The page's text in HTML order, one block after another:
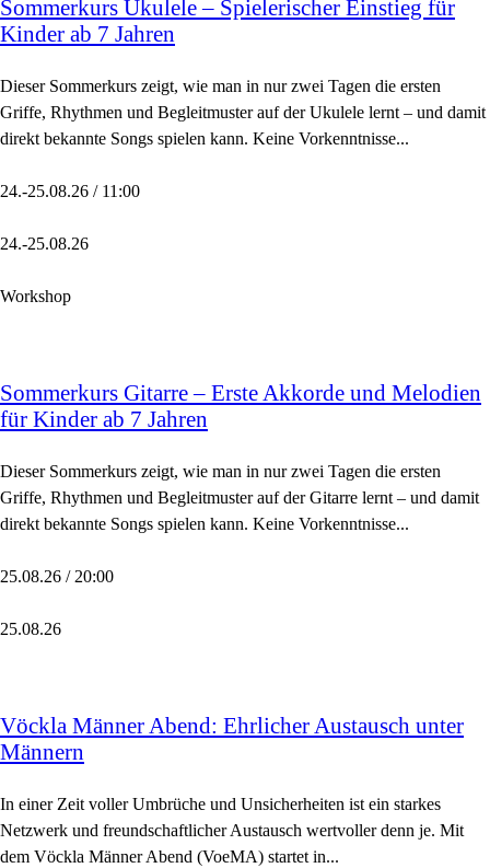
Sommerkurs Ukulele – Spielerischer Einstieg für
Kinder ab 7 Jahren
Dieser Sommerkurs zeigt, wie man in nur zwei Tagen die ersten
Griffe, Rhythmen und Begleitmuster auf der Ukulele lernt – und damit
direkt bekannte Songs spielen kann. Keine Vorkenntnisse...
24.-25.08.26 / 11:00
24.-25.08.26
Workshop
Sommerkurs Gitarre – Erste Akkorde und Melodien
für Kinder ab 7 Jahren
Dieser Sommerkurs zeigt, wie man in nur zwei Tagen die ersten
Griffe, Rhythmen und Begleitmuster auf der Gitarre lernt – und damit
direkt bekannte Songs spielen kann. Keine Vorkenntnisse...
25.08.26 / 20:00
25.08.26
Vöckla Männer Abend: Ehrlicher Austausch unter
Männern
In einer Zeit voller Umbrüche und Unsicherheiten ist ein starkes
Netzwerk und freundschaftlicher Austausch wertvoller denn je. Mit
dem Vöckla Männer Abend (VoeMA) startet in...